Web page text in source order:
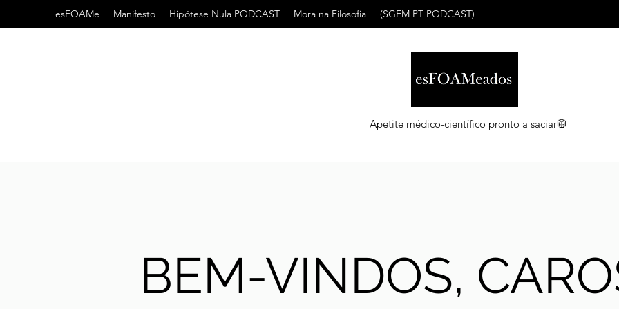
esFOAMe Manifesto Hipótese Nula PODCAST Mora na Filosofia (SGEM PT PODCAST)
Apetite médico-científico pronto a saciar🥼
BEM-VINDOS,